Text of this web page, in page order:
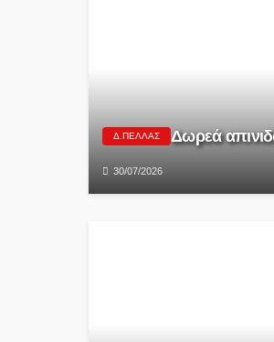
Δ.ΠΈΛΛΑΣ Δωρεά
30/07/2026